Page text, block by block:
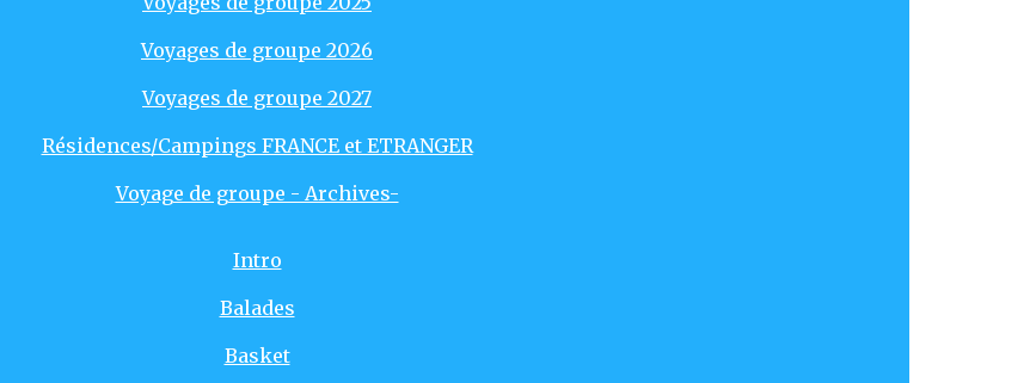
Voyages de groupe 2026
Voyages de groupe 2027
Résidences/Campings FRANCE et ETRANGER
Voyage de groupe - Archives-
Intro
Balades
Basket